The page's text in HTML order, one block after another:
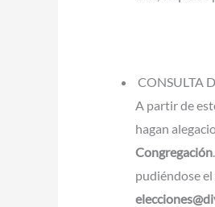
CONSULTA
A partir de
hagan
Congregación
pudiéndose